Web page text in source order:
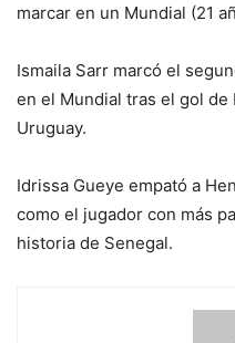
marcar en un Mundial (21
Ismaila Sarr marcó el
en el Mundial tras el gol
Uruguay.
Idrissa Gueye empató a
como el jugador con más
historia de Senegal.